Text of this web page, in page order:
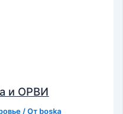
и ОРВИ
/ От boska